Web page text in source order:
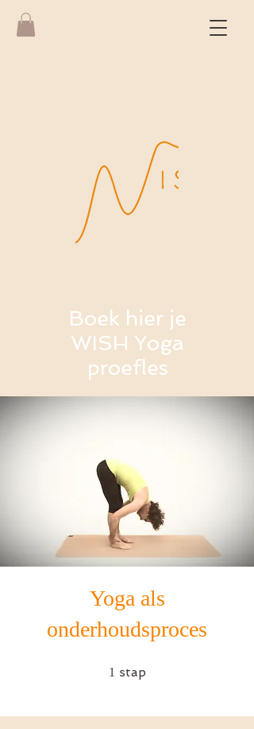
Boek hier je
WISH Yoga
proefles
Yoga als
onderhoudsproces
1 stap